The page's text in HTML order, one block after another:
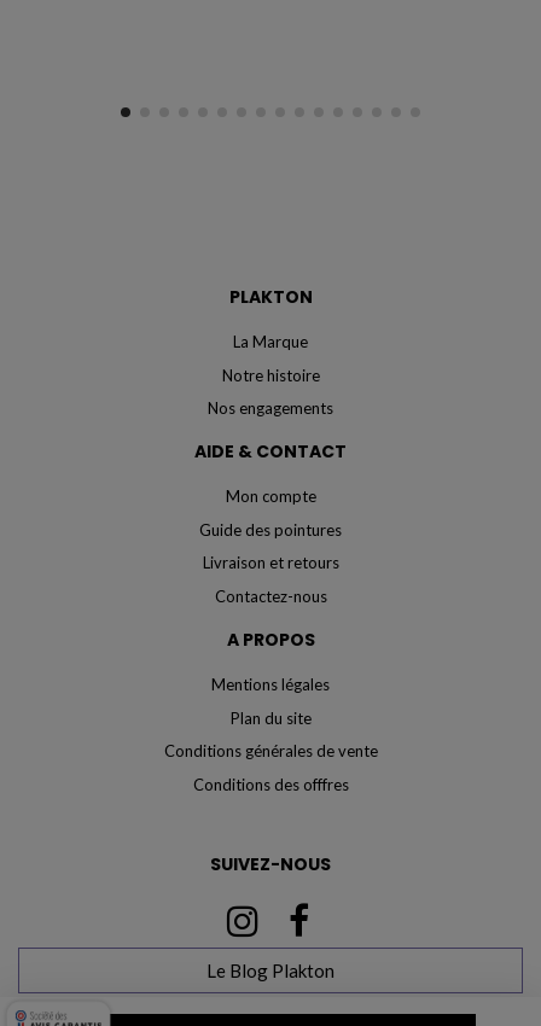
PLAKTON
La Marque
Notre histoire
Nos engagements
AIDE & CONTACT
Mon compte
Guide des pointures
Livraison et retours
Contactez-nous
A PROPOS
Mentions légales
Plan du site
Conditions générales de vente
Conditions des offfres
SUIVEZ-NOUS
Le Blog Plakton
Marchand approuvé par la Société des Avis Garantis,cliquez ici pour vérifier